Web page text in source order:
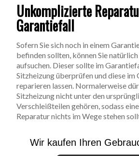
Unkomplizierte
Garantiefall
Sofern Sie sich noch in einem
befinden sollten, können Sie
aufsuchen. Dieser sollte im
Sitzheizung überprüfen und diese im
reparieren lassen. Normalerweise
Sitzheizung nicht unter den
Verschleißteilen gehören, sodass
Reparatur nichts im Wege stehen
Wir kaufen Ihren